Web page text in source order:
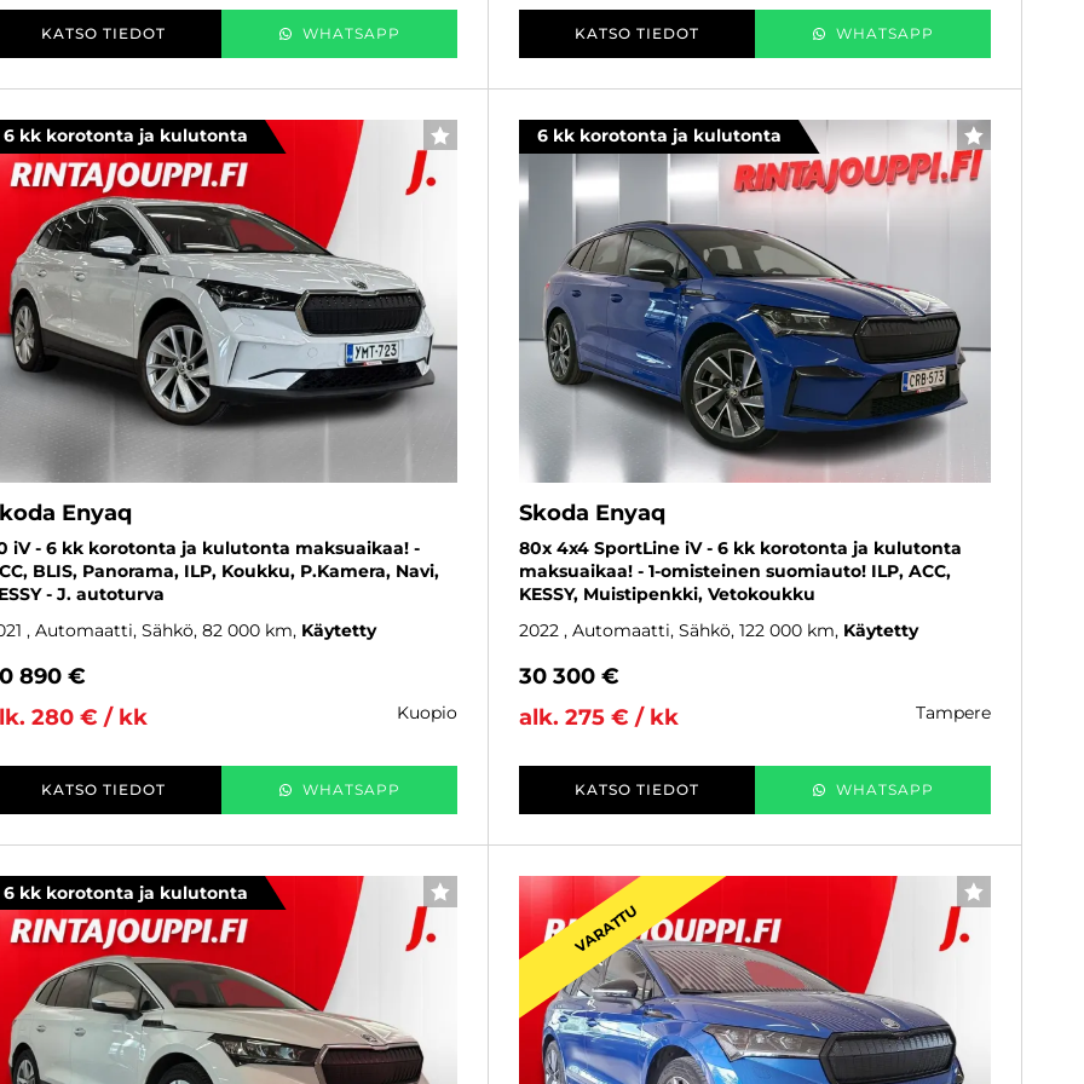
KATSO TIEDOT WHATSAPP KATSO TIEDOT WHATSAPP
6 kk korotonta ja kulutonta SUOSIKKI
Enyaq
iV - 6 kk korotonta ja kulutonta maksuaikaa! -
BLIS, Panorama, ILP, Koukku, P.Kamera, Navi,
- J. autoturva
, Automaatti, Sähkö, 82 000 km Käytetty
890 €
280 € / kk
kuopio
KATSO TIEDOT WHATSAPP
6 kk korotonta ja kulutonta SUOSIKKI
Skoda Enyaq
80x 4x4 SportLine iV - 6 kk korotonta ja kulutonta
maksuaikaa! - 1-omisteinen suomiauto! ILP, ACC,
KESSY, Muistipenkki, Vetokoukku
2022 , Automaatti, Sähkö, 122 000 km Käytetty
30 300 €
alk. 275 € / kk
tampere
KATSO TIEDOT WHATSAPP
6 kk korotonta ja kulutonta SUOSIKKI
VARATTU
SUOSIKKI